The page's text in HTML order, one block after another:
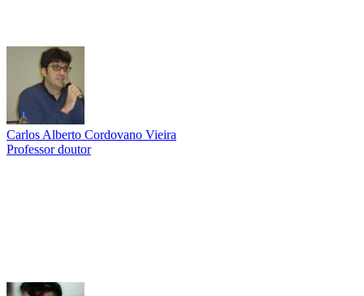
Carlos Alberto Cordovano Vieira
Professor doutor